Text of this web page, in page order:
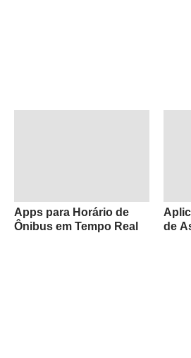
Apps para Horário de
Ônibus em Tempo Real
de